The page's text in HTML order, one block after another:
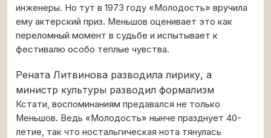
инженеры. Но тут в 1973 году «Молодость» вручила
ему актерский приз. Меньшов оценивает это как
переломный момент в судьбе и испытывает к
фестивалю особо теплые чувства.
Рената Литвинова разводила лирику, а
министр культуры разводил формализм
Кстати, воспоминаниям предавался не только
Меньшов. Ведь «Молодость» нынче празднует 40-
летие, так что ностальгическая нота тянулась